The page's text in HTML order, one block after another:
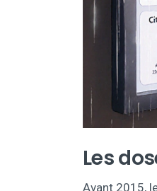
Les
Avant 2015,